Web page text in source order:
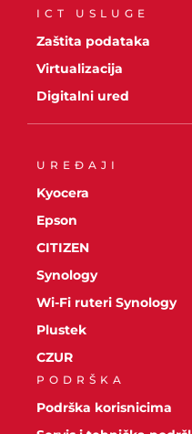
ICT USLUGE
Zaštita podataka
Virtualizacija
Digitalni ured
UREĐAJI
Kyocera
Epson
CITIZEN
Synology
Wi-Fi ruteri Synology
Plustek
CZUR
PODRŠKA
Podrška korisnicima